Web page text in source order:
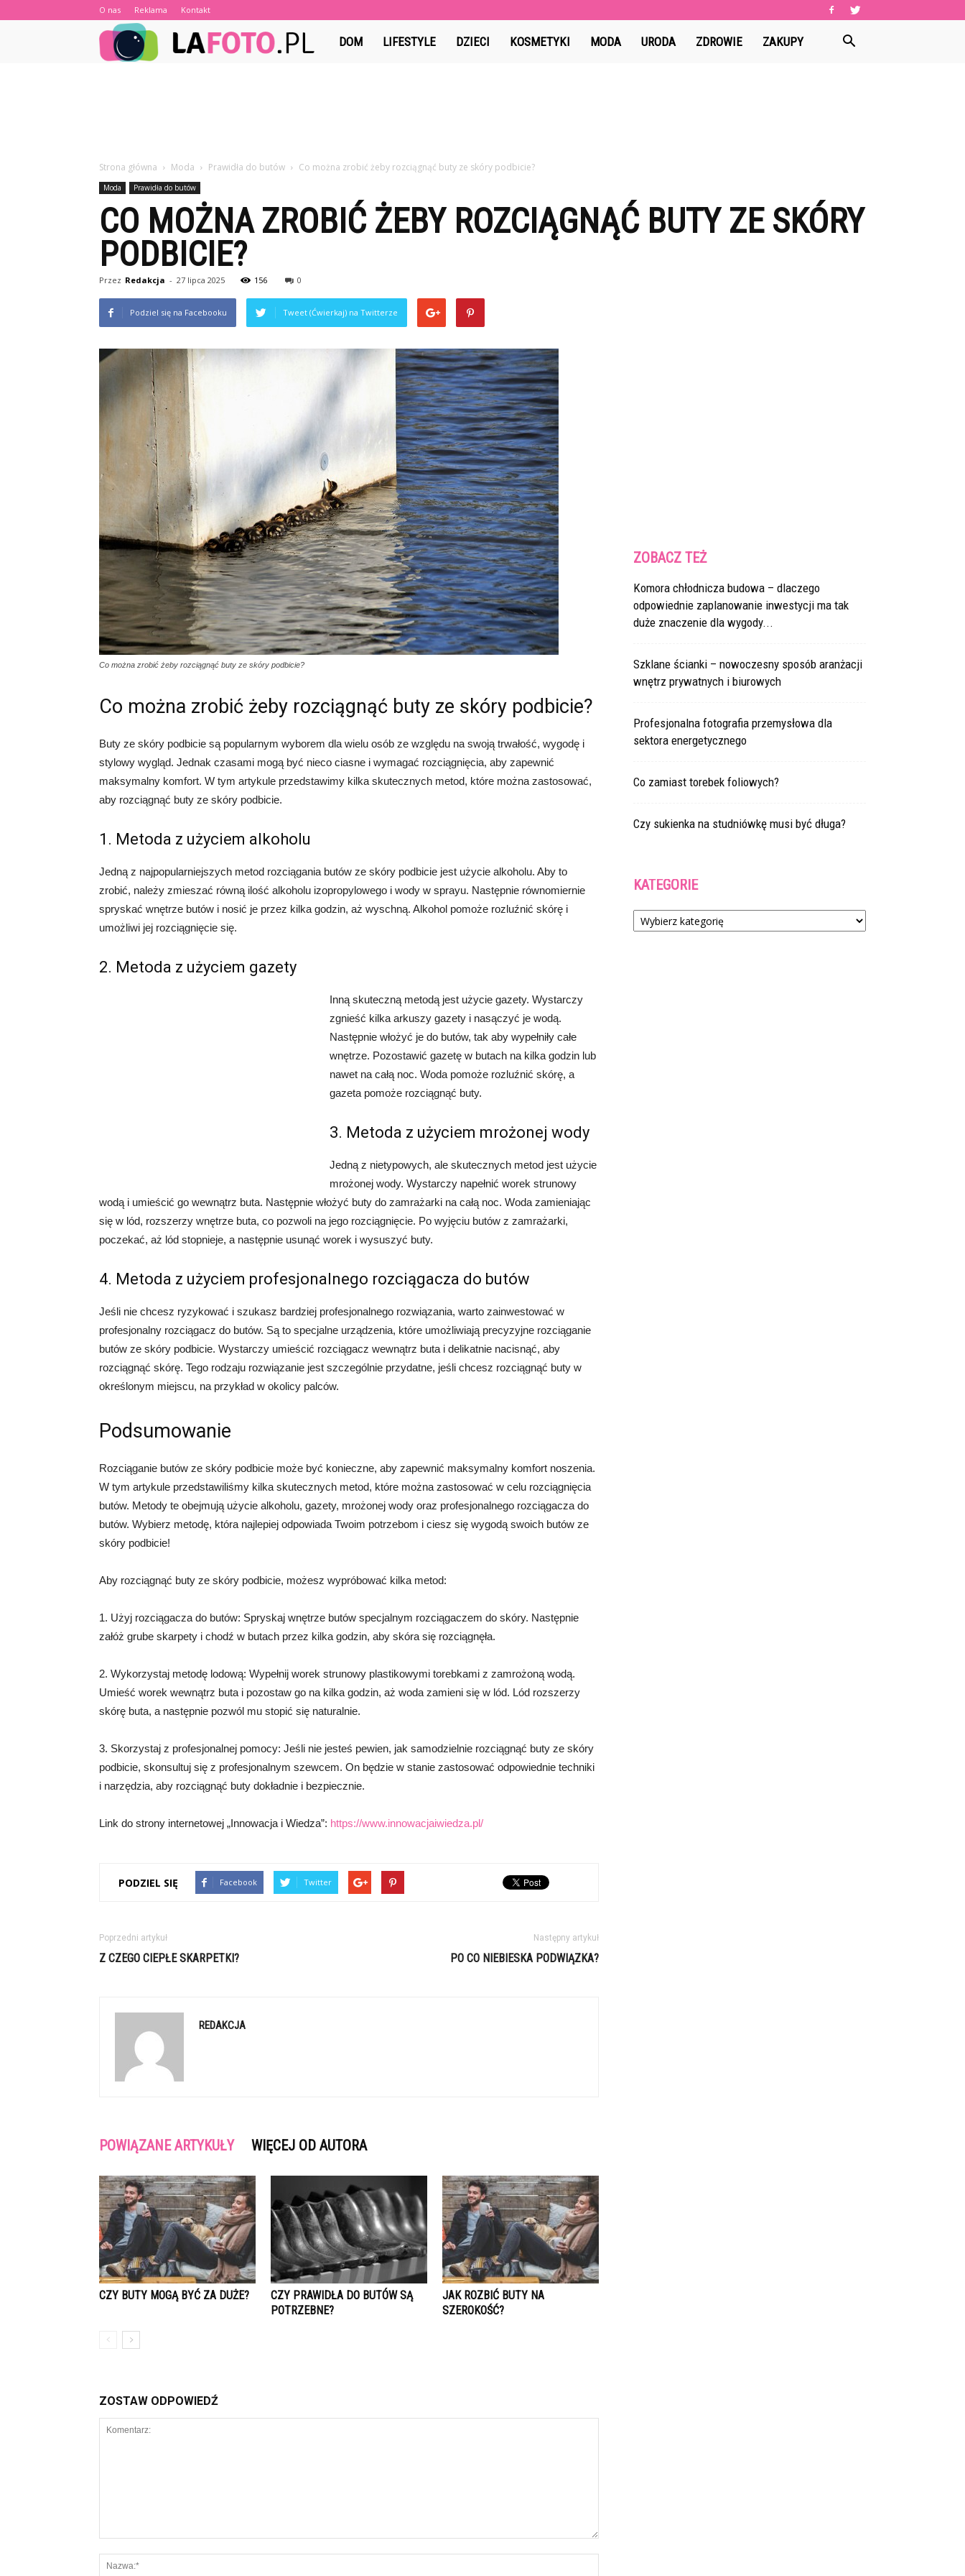
O nas Reklama Kontakt
Lafoto.pl
DOM LIFESTYLE DZIECI KOSMETYKI MODA URODA ZDROWIE ZAKUPY
Strona główna Moda Prawidła do butów Co można zrobić żeby rozciągnąć buty ze skóry podbicie?
Moda Prawidła do butów
CO MOŻNA ZROBIĆ ŻEBY ROZCIĄGNĄĆ BUTY ZE SKÓRY
PODBICIE?
Przez Redakcja - 27 lipca 2025 156 0
Podziel się na Facebooku Tweet (Ćwierkaj) na Twitterze
Co można zrobić żeby rozciągnąć buty ze skóry podbicie?
Co można zrobić żeby rozciągnąć buty ze skóry podbicie?
Buty ze skóry podbicie są popularnym wyborem dla wielu osób ze względu na swoją trwałość, wygodę i
stylowy wygląd. Jednak czasami mogą być nieco ciasne i wymagać rozciągnięcia, aby zapewnić
maksymalny komfort. W tym artykule przedstawimy kilka skutecznych metod, które można zastosować,
aby rozciągnąć buty ze skóry podbicie.
1. Metoda z użyciem alkoholu
Jedną z najpopularniejszych metod rozciągania butów ze skóry podbicie jest użycie alkoholu. Aby to
zrobić, należy zmieszać równą ilość alkoholu izopropylowego i wody w sprayu. Następnie równomiernie
spryskać wnętrze butów i nosić je przez kilka godzin, aż wyschną. Alkohol pomoże rozluźnić skórę i
umożliwi jej rozciągnięcie się.
2. Metoda z użyciem gazety
Inną skuteczną metodą jest użycie gazety. Wystarczy
zgnieść kilka arkuszy gazety i nasączyć je wodą.
Następnie włożyć je do butów, tak aby wypełniły całe
wnętrze. Pozostawić gazetę w butach na kilka godzin lub
nawet na całą noc. Woda pomoże rozluźnić skórę, a
gazeta pomoże rozciągnąć buty.
3. Metoda z użyciem mrożonej wody
Jedną z nietypowych, ale skutecznych metod jest użycie
mrożonej wody. Wystarczy napełnić worek strunowy
wodą i umieścić go wewnątrz buta. Następnie włożyć buty do zamrażarki na całą noc. Woda zamieniając
się w lód, rozszerzy wnętrze buta, co pozwoli na jego rozciągnięcie. Po wyjęciu butów z zamrażarki,
poczekać, aż lód stopnieje, a następnie usunąć worek i wysuszyć buty.
4. Metoda z użyciem profesjonalnego rozciągacza do butów
Jeśli nie chcesz ryzykować i szukasz bardziej profesjonalnego rozwiązania, warto zainwestować w
profesjonalny rozciągacz do butów. Są to specjalne urządzenia, które umożliwiają precyzyjne rozciąganie
butów ze skóry podbicie. Wystarczy umieścić rozciągacz wewnątrz buta i delikatnie nacisnąć, aby
rozciągnąć skórę. Tego rodzaju rozwiązanie jest szczególnie przydatne, jeśli chcesz rozciągnąć buty w
określonym miejscu, na przykład w okolicy palców.
Podsumowanie
Rozciąganie butów ze skóry podbicie może być konieczne, aby zapewnić maksymalny komfort noszenia.
W tym artykule przedstawiliśmy kilka skutecznych metod, które można zastosować w celu rozciągnięcia
butów. Metody te obejmują użycie alkoholu, gazety, mrożonej wody oraz profesjonalnego rozciągacza do
butów. Wybierz metodę, która najlepiej odpowiada Twoim potrzebom i ciesz się wygodą swoich butów ze
skóry podbicie!
Aby rozciągnąć buty ze skóry podbicie, możesz wypróbować kilka metod:
1. Użyj rozciągacza do butów: Spryskaj wnętrze butów specjalnym rozciągaczem do skóry. Następnie
załóż grube skarpety i chodź w butach przez kilka godzin, aby skóra się rozciągnęła.
2. Wykorzystaj metodę lodową: Wypełnij worek strunowy plastikowymi torebkami z zamrożoną wodą.
Umieść worek wewnątrz buta i pozostaw go na kilka godzin, aż woda zamieni się w lód. Lód rozszerzy
skórę buta, a następnie pozwól mu stopić się naturalnie.
3. Skorzystaj z profesjonalnej pomocy: Jeśli nie jesteś pewien, jak samodzielnie rozciągnąć buty ze skóry
podbicie, skonsultuj się z profesjonalnym szewcem. On będzie w stanie zastosować odpowiednie techniki
i narzędzia, aby rozciągnąć buty dokładnie i bezpiecznie.
Link do strony internetowej „Innowacja i Wiedza”: https://www.innowacjaiwiedza.pl/
PODZIEL SIĘ Facebook Twitter
Poprzedni artykuł
Z CZEGO CIEPŁE SKARPETKI?
Następny artykuł
PO CO NIEBIESKA PODWIĄZKA?
REDAKCJA
POWIĄZANE ARTYKUŁY WIĘCEJ OD AUTORA
CZY BUTY MOGĄ BYĆ ZA DUŻE?
CZY PRAWIDŁA DO BUTÓW SĄ
POTRZEBNE?
JAK ROZBIĆ BUTY NA
SZEROKOŚĆ?
ZOSTAW ODPOWIEDŹ
ZOBACZ TEŻ
Komora chłodnicza budowa – dlaczego
odpowiednie zaplanowanie inwestycji ma tak
duże znaczenie dla wygody...
Szklane ścianki – nowoczesny sposób aranżacji
wnętrz prywatnych i biurowych
Profesjonalna fotografia przemysłowa dla
sektora energetycznego
Co zamiast torebek foliowych?
Czy sukienka na studniówkę musi być długa?
KATEGORIE
Kategorie